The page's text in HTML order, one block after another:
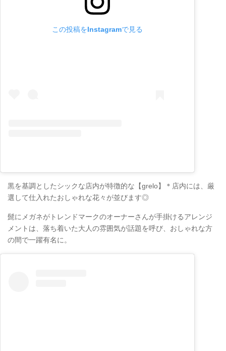
この投稿をInstagramで見る
黒を基調としたシックな店内が特徴的な【grelo】＊店内には、厳
選して仕入れたおしゃれな花々が並びます◎
髭にメガネがトレンドマークのオーナーさんが手掛けるアレンジ
メントは、落ち着いた大人の雰囲気が話題を呼び、おしゃれな方
の間で一躍有名に。